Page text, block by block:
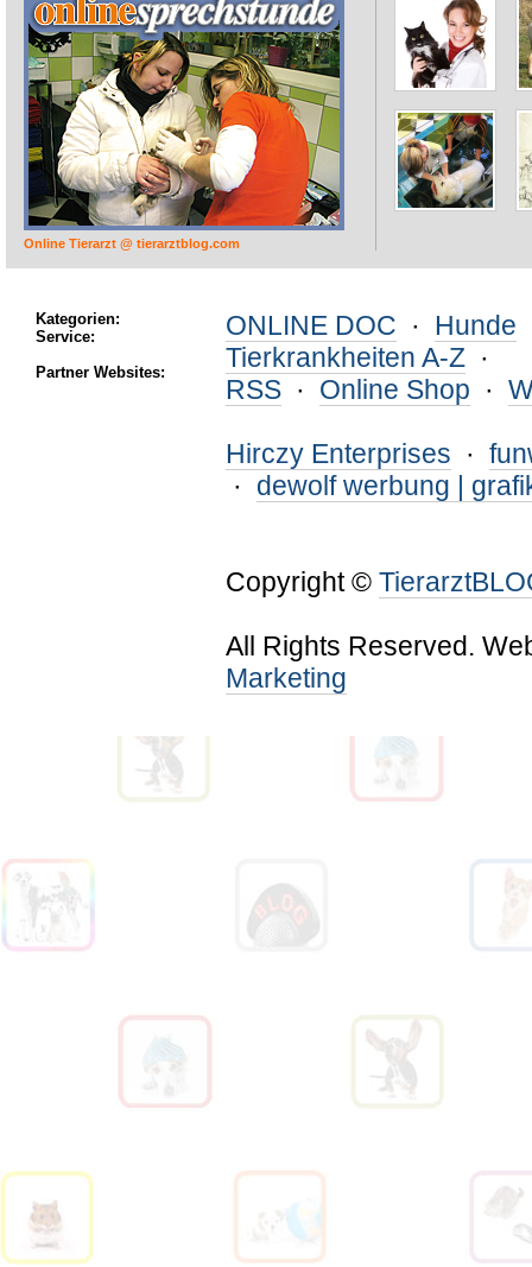
Online Tierarzt @ tierarztblog.com
Kategorien:
Service:
Partner Websites:
ONLINE DOC · Hunde
Tierkrankheiten A-Z ·
RSS · Online Shop ·
Hirczy Enterprises ·
· dewolf werbung |
Copyright ©
All Rights Reserved.
Marketing